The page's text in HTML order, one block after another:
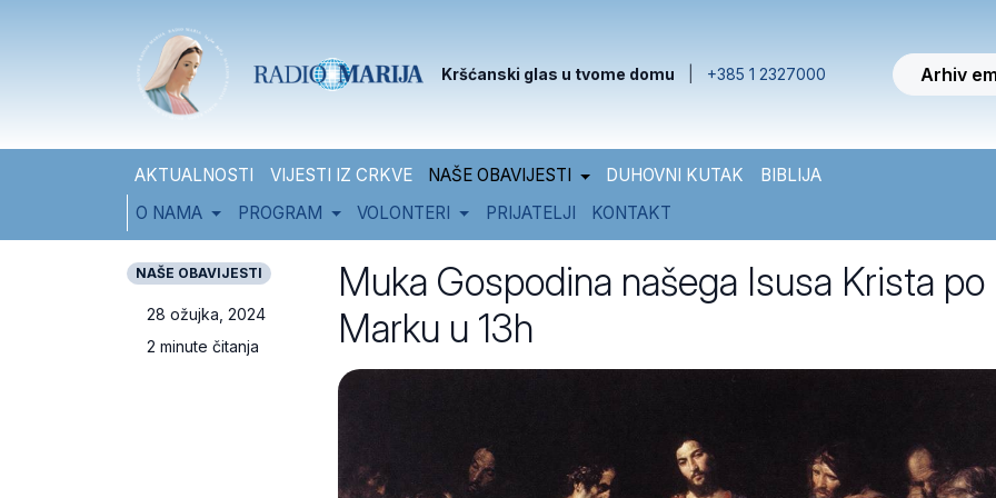
Kršćanski glas u tvome domu +385 1 2327000 Arhiv
AKTUALNOSTI VIJESTI IZ CRKVE NAŠE OBAVIJESTI DUHOVNI KUTAK
BIBLIJA
O NAMA
PROGRAM VOLONTERI PRIJATELJI KONTAKT
NAŠE OBAVIJESTI
28 ožujka, 2024
2 minute čitanja
Muka Gospodina našega Isusa Krista po
Marku u 13h